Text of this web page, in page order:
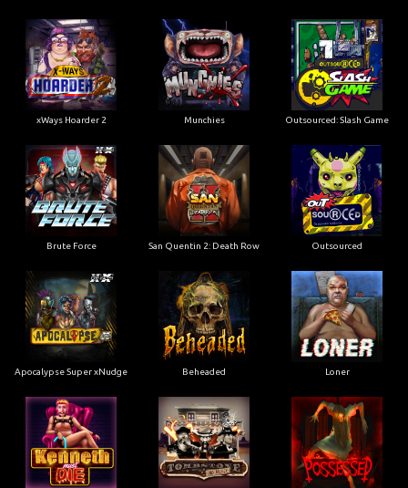
xWays Hoarder 2 Munchies Outsourced: Slash Game
Brute Force San Quentin 2: Death Row Outsourced
Apocalypse Super xNudge Beheaded Loner